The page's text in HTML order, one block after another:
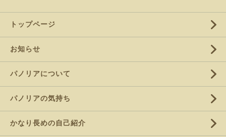
トップページ
お知らせ
パノリアについて
パノリアの気持ち
かなり長めの自己紹介